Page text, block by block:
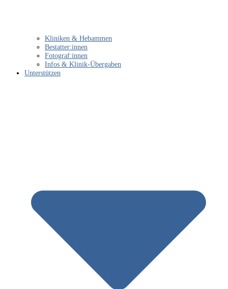
Kliniken & Hebammen
Bestatter:innen
Fotograf:innen
Infos & Klinik-Übergaben
Unterstützen